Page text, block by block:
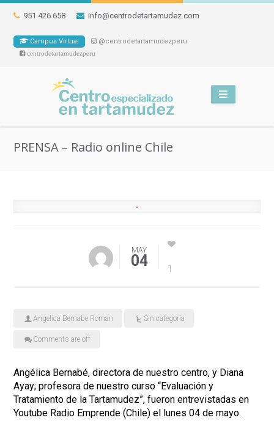
951 426 658 info@centrodetartamudez.com
Campus Virtual @centrodetartamudezperu
centrodetartamudezperu
PRENSA – Radio online Chile
MAY
04 1
Angelica Bernabe Roman Sin categoría
Comments are off
Angélica Bernabé, directora de nuestro centro, y Diana
Ayay; profesora de nuestro curso “Evaluación y
Tratamiento de la Tartamudez”, fueron entrevistadas en
Youtube Radio Emprende (Chile) el lunes 04 de mayo.